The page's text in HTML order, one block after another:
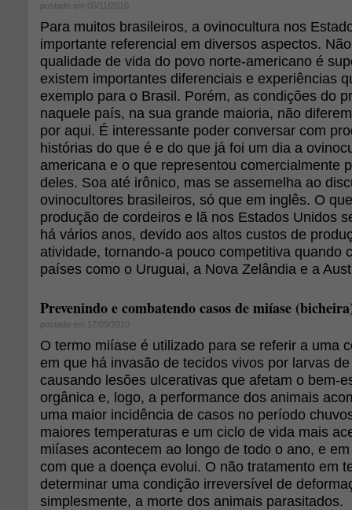
postado em 05/11/2010
Para muitos brasileiros, a ovinocultura nos
importante referencial em diversos aspectos.
qualidade de vida do povo norte-americano é
existem importantes diferenciais e experiências
exemplo para o Brasil. Porém, as condições do
naquele país, na sua grande maioria, não
por aqui. É interessante poder conversar com
histórias do que é e do que já foi um dia a
americana e o que representou comercialmente
deles. Soa até irônico, mas se assemelha ao
ovinocultores brasileiros, só que em inglês. O
produção de cordeiros e lã nos Estados Unidos
há vários anos, devido aos altos custos de
atividade, tornando-a pouco competitiva quando
países como o Uruguai, a Nova Zelândia e a
Prevenindo e combatendo casos de miíase
postado em 17/09/2010
O termo miíase é utilizado para se referir a uma
em que há invasão de tecidos vivos por larvas
causando lesões ulcerativas que afetam o bem-
orgânica e, logo, a performance dos animais
uma maior incidência de casos no período
maiores temperaturas e um ciclo de vida mais
miíases acontecem ao longo de todo o ano, e
com que a doença evolui. O não tratamento em
determinar uma condição irreversível de
simplesmente, a morte dos animais parasitados.